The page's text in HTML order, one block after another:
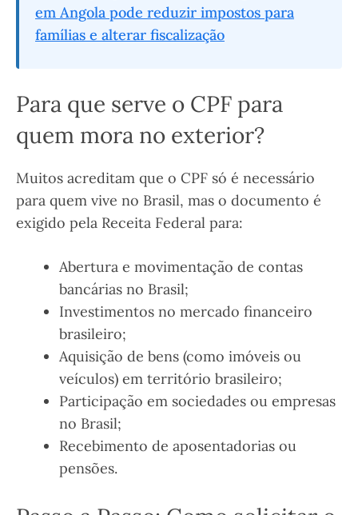
em Angola pode reduzir impostos para
famílias e alterar fiscalização
Para que serve o CPF para
quem mora no exterior?
Muitos acreditam que o CPF só é necessário
para quem vive no Brasil, mas o documento é
exigido pela Receita Federal para:
Abertura e movimentação de contas
bancárias no Brasil;
Investimentos no mercado financeiro
brasileiro;
Aquisição de bens (como imóveis ou
veículos) em território brasileiro;
Participação em sociedades ou empresas
no Brasil;
Recebimento de aposentadorias ou
pensões.